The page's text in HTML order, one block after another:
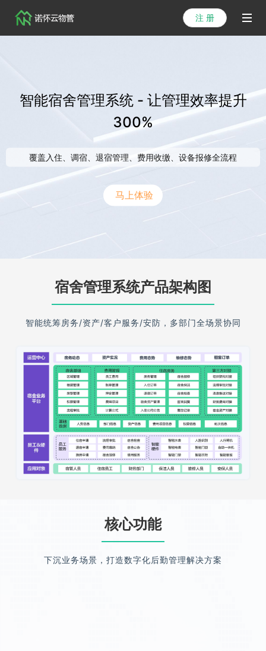
注 册
解决方案
客户案例
资讯列表
智能宿舍管理系统 - 让管理效率提升
300%
覆盖入住、调宿、退宿管理、费用收缴、设备报修全流程
马上体验
宿舍管理系统产品架构图
智能统筹房务/资产/客户服务/安防，多部门全场景协同
核心功能
下沉业务场景，打造数字化后勤管理解决方案